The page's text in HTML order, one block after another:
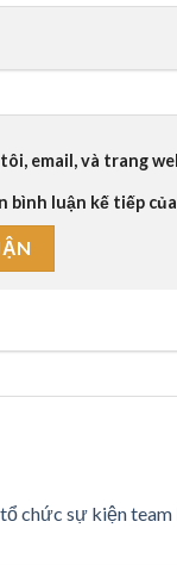
email, và trang
bình luận kế tiếp
chức sự kiện